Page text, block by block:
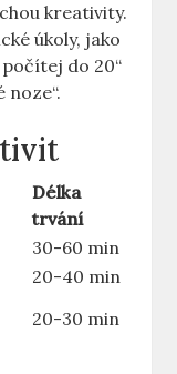
kreativity.
úkoly, jako
do 20“
noze“.
Délka
trvání
30-60 min
20-40 min
20-30 min